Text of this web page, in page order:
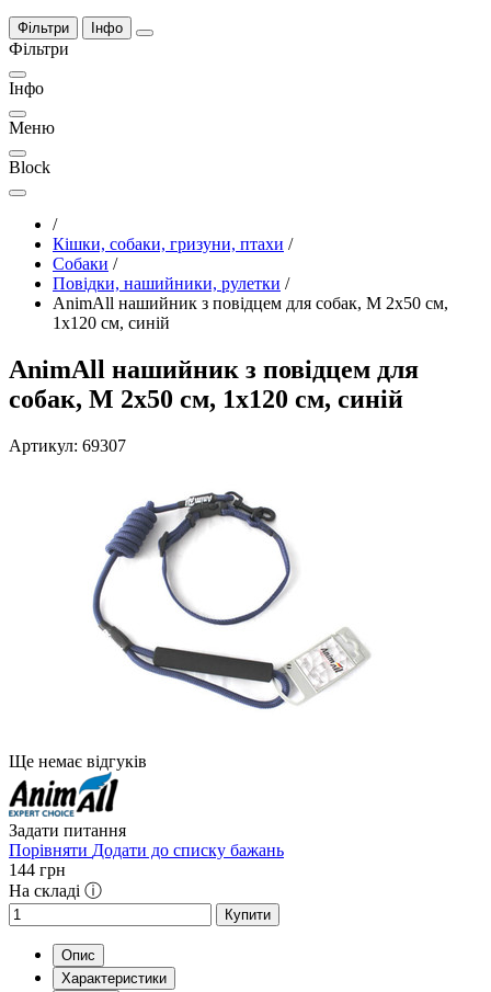
Фільтри Інфо
Фільтри
Інфо
Меню
Block
/
Кішки, собаки, гризуни, птахи /
Собаки /
Повідки, нашийники, рулетки /
AnimAll нашийник з повідцем для собак, M 2х50 см,
1х120 см, синій
AnimAll нашийник з повідцем для
собак, M 2х50 см, 1х120 см, синій
Артикул: 69307
Ще немає відгуків
Задати питання
Порівняти Додати до списку бажань
144 грн
На складі ⓘ
Купити
Опис
Характеристики